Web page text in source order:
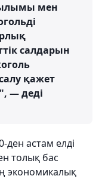
мен
салдарын
қажет
— деді
астам елді
толық бас
экономикалық